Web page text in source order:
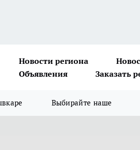
Новости региона
Объявления
Заказать
Выбирайте наше